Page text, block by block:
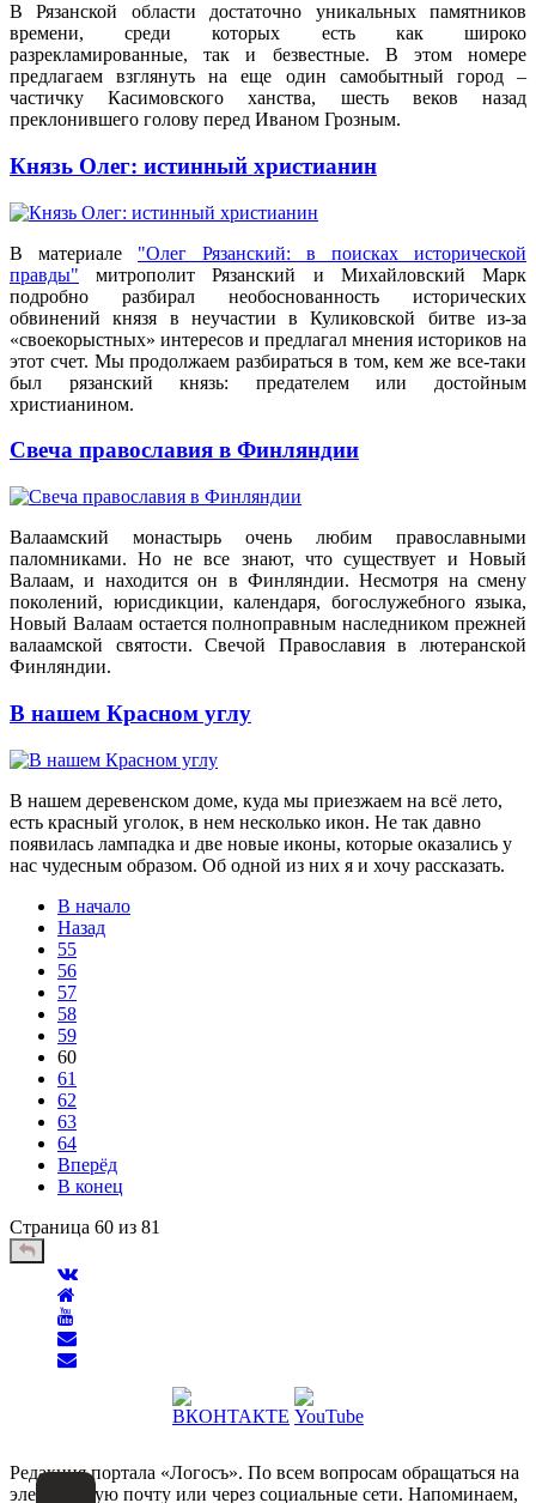
В Рязанской области достаточно уникальных памятников
времени, среди которых есть как широко
разрекламированные, так и безвестные. В этом номере
предлагаем взглянуть на еще один самобытный город –
частичку Касимовского ханства, шесть веков назад
преклонившего голову перед Иваном Грозным.
Князь Олег: истинный христианин
В материале "Олег Рязанский: в поисках исторической
правды" митрополит Рязанский и Михайловский Марк
подробно разбирал необоснованность исторических
обвинений князя в неучастии в Куликовской битве из-за
«своекорыстных» интересов и предлагал мнения историков на
этот счет. Мы продолжаем разбираться в том, кем же все-таки
был рязанский князь: предателем или достойным
христианином.
Свеча православия в Финляндии
Валаамский монастырь очень любим православными
паломниками. Но не все знают, что существует и Новый
Валаам, и находится он в Финляндии. Несмотря на смену
поколений, юрисдикции, календаря, богослужебного языка,
Новый Валаам остается полноправным наследником прежней
валаамской святости. Свечой Православия в лютеранской
Финляндии.
В нашем Красном углу
В нашем деревенском доме, куда мы приезжаем на всё лето,
есть красный уголок, в нем несколько икон. Не так давно
появилась лампадка и две новые иконы, которые оказались у
нас чудесным образом. Об одной из них я и хочу рассказать.
В начало
Назад
55
56
57
58
59
60
61
62
63
64
Вперёд
В конец
Страница 60 из 81
Редакция портала «Логосъ». По всем вопросам обращаться на
электронную почту или через социальные сети. Напоминаем,